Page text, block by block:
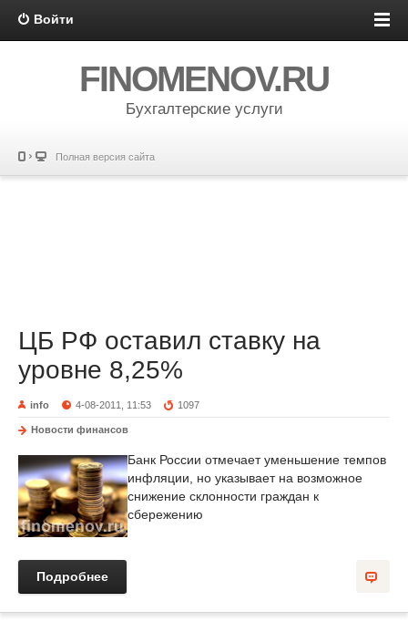
Войти
FINOMENOV.RU
Бухгалтерские услуги
Полная версия сайта
ЦБ РФ оставил ставку на
уровне 8,25%
info 4-08-2011, 11:53 1097
Новости финансов
Банк России отмечает уменьшение темпов
инфляции, но указывает на возможное
снижение склонности граждан к
сбережению
Подробнее